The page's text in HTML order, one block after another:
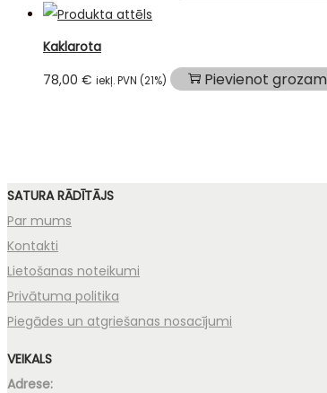
Kaklarota
78,00 € iekļ. PVN (21%) Pievienot grozam
SATURA RĀDĪTĀJS
Par mums
Kontakti
Lietošanas noteikumi
Privātuma politika
Piegādes un atgriešanas nosacījumi
VEIKALS
Adrese: